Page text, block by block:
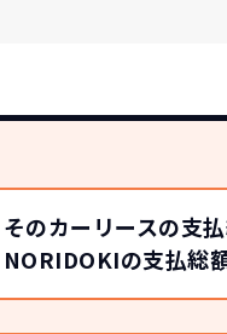
そのカーリースの支
NORIDOKIの支払総